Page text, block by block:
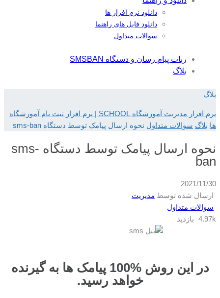
دانلود نرم افزار ها
دانلود فایل های راهنما
سوالات متداول
ربات پیام رسان و دستگاه SMSBAN
بلاگ
بلاگ
نرم افزار مدیریت آموزشگاه SCHOOL | نرم افزار ثبت نام آموزشگاه
ها بلاگ سوالات متداول نحوه ارسال پیامک توسط دستگاه sms-ban
نحوه ارسال پیامک توسط دستگاه sms-
ban
2021/11/30
ارسال شده توسط مدیریت
سوالات متداول
4.97k بازدید
در این روش %100 پیامک ها به گیرنده
خواهد رسید.